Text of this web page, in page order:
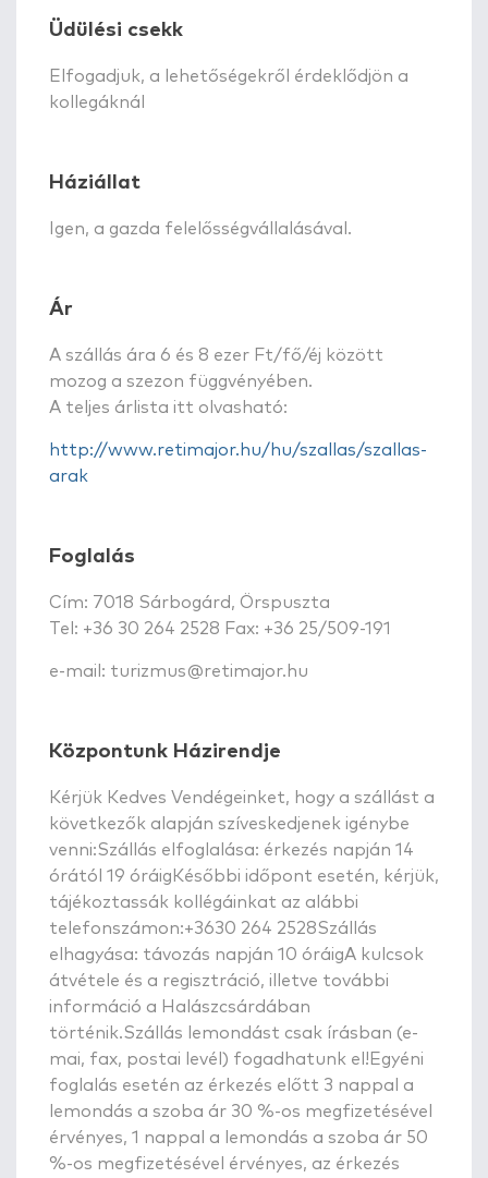
Üdülési csekk
Elfogadjuk, a lehetőségekről érdeklődjön a
kollegáknál
Háziállat
Igen, a gazda felelősségvállalásával.
Ár
A szállás ára 6 és 8 ezer Ft/fő/éj között
mozog a szezon függvényében.
A teljes árlista itt olvasható:
http://www.retimajor.hu/hu/szallas/szallas-
arak
Foglalás
Cím: 7018 Sárbogárd, Örspuszta
Tel: +36 30 264 2528 Fax: +36 25/509-191
e-mail: turizmus@retimajor.hu
Központunk Házirendje
Kérjük Kedves Vendégeinket, hogy a szállást a
következők alapján szíveskedjenek igénybe
venni:Szállás elfoglalása: érkezés napján 14
órától 19 óráigKésőbbi időpont esetén, kérjük,
tájékoztassák kollégáinkat az alábbi
telefonszámon:+3630 264 2528Szállás
elhagyása: távozás napján 10 óráigA kulcsok
átvétele és a regisztráció, illetve további
információ a Halászcsárdában
történik.Szállás lemondást csak írásban (e-
mai, fax, postai levél) fogadhatunk el!Egyéni
foglalás esetén az érkezés előtt 3 nappal a
lemondás a szoba ár 30 %-os megfizetésével
érvényes, 1 nappal a lemondás a szoba ár 50
%-os megfizetésével érvényes, az érkezés